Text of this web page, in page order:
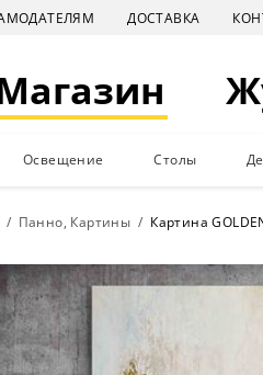
ДОСТАВКА
Освещение Столы
Панно, Картины Картина